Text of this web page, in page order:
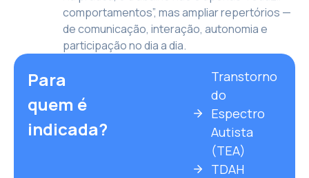
comportamentos”, mas ampliar repertórios —
de comunicação, interação, autonomia e
participação no dia a dia.
Para
quem é
indicada?
Transtorno
do
Espectro
Autista
(TEA)
TDAH